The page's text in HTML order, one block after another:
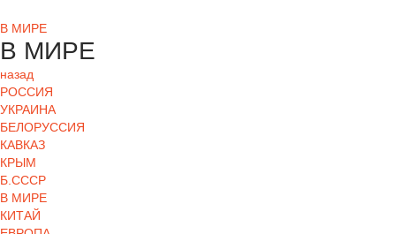
В МИРЕ
В МИРЕ
назад
РОСCИЯ
УКРАИНА
БЕЛОРУССИЯ
КАВКАЗ
КРЫМ
Б.СССР
В МИРЕ
КИТАЙ